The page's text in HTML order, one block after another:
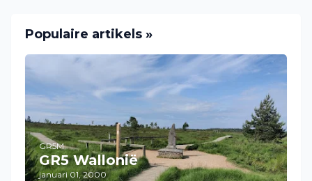
Populaire artikels »
GR5M
GR5 Wallonië
januari 01, 2000